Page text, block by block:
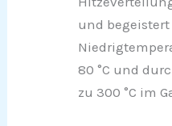
und
80 °C und
zu 300 °C im